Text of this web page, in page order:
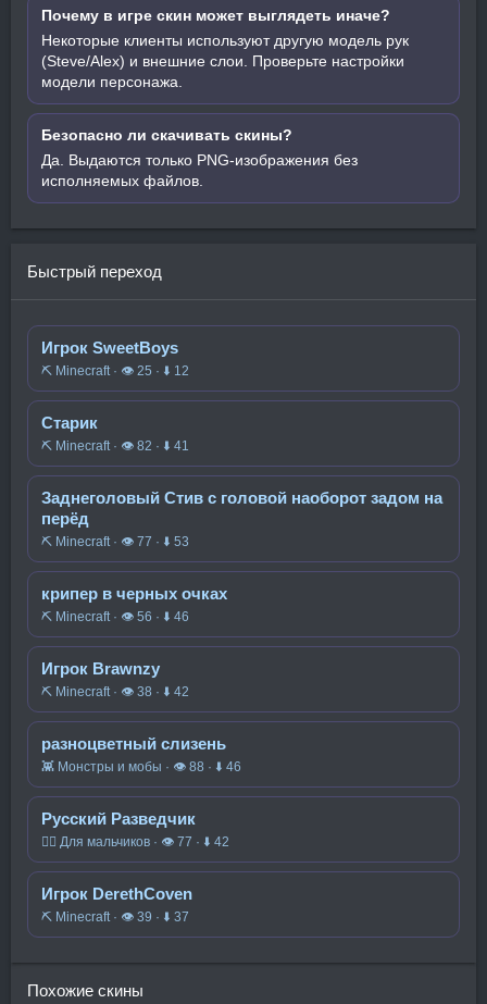
Почему в игре скин может выглядеть иначе?
Некоторые клиенты используют другую модель рук
(Steve/Alex) и внешние слои. Проверьте настройки
модели персонажа.
Безопасно ли скачивать скины?
Да. Выдаются только PNG-изображения без
исполняемых файлов.
Быстрый переход
Игрок SweetBoys
⛏️ Minecraft · 👁 25 · ⬇ 12
Старик
⛏️ Minecraft · 👁 82 · ⬇ 41
Заднеголовый Стив с головой наоборот задом на
перёд
⛏️ Minecraft · 👁 77 · ⬇ 53
крипер в черных очках
⛏️ Minecraft · 👁 56 · ⬇ 46
Игрок Brawnzy
⛏️ Minecraft · 👁 38 · ⬇ 42
разноцветный слизень
👾 Монстры и мобы · 👁 88 · ⬇ 46
Русский Разведчик
🧍‍♂️ Для мальчиков · 👁 77 · ⬇ 42
Игрок DerethCoven
⛏️ Minecraft · 👁 39 · ⬇ 37
Похожие скины